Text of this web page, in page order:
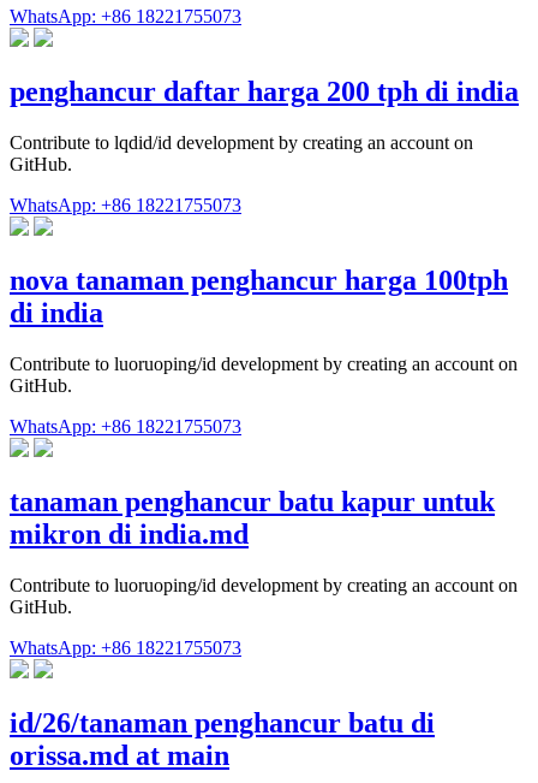
WhatsApp: +86 18221755073
penghancur daftar harga 200 tph di india
Contribute to lqdid/id development by creating an account on
GitHub.
WhatsApp: +86 18221755073
nova tanaman penghancur harga 100tph
di india
Contribute to luoruoping/id development by creating an account on
GitHub.
WhatsApp: +86 18221755073
tanaman penghancur batu kapur untuk
mikron di india.md
Contribute to luoruoping/id development by creating an account on
GitHub.
WhatsApp: +86 18221755073
id/26/tanaman penghancur batu di
orissa.md at main